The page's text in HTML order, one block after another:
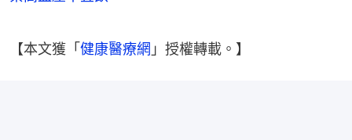
【本文獲「 健康醫療網 」授權轉載。】